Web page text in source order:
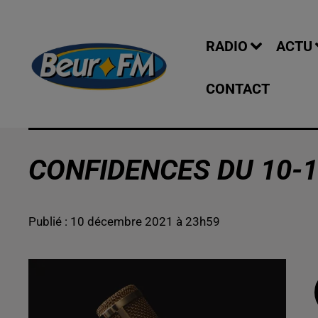
RADIO ACTU
CONTACT
CONFIDENCES DU
Publié : 10 décembre 2021 à 23h59